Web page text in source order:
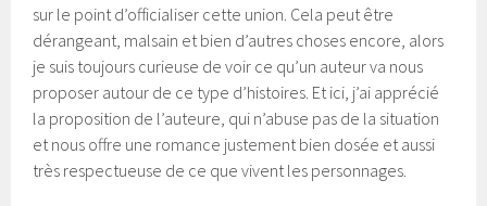
sur le point d’officialiser cette union. Cela peut être
dérangeant, malsain et bien d’autres choses encore, alors
je suis toujours curieuse de voir ce qu’un auteur va nous
proposer autour de ce type d’histoires. Et ici, j’ai apprécié
la proposition de l’auteure, qui n’abuse pas de la situation
et nous offre une romance justement bien dosée et aussi
très respectueuse de ce que vivent les personnages.